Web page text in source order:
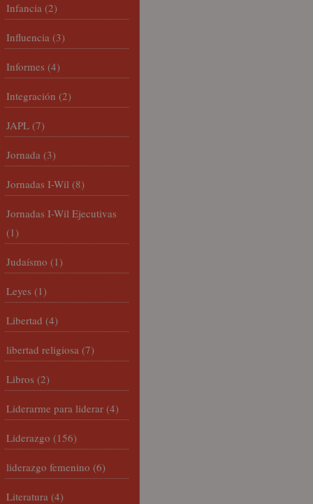
Infancia (2)
Influencia (3)
Informes (4)
Integración (2)
JAPL (7)
Jornada (3)
Jornadas I-Wil (8)
Jornadas I-Wil Ejecutivas
(1)
Judaísmo (1)
Leyes (1)
Libertad (4)
libertad religiosa (7)
Libros (2)
Liderarme para liderar (4)
Liderazgo (156)
liderazgo femenino (6)
Literatura (4)